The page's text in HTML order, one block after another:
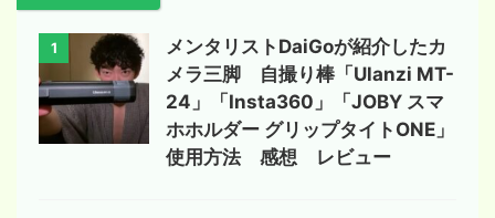
1
メンタリストDaiGoが紹介したカ
メラ三脚 自撮り棒「Ulanzi MT-
24」「Insta360」「JOBY スマ
ホホルダー グリップタイトONE」
使用方法 感想 レビュー